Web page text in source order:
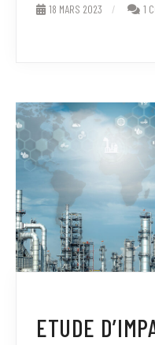
18 MARS 2023 1
ETUDE